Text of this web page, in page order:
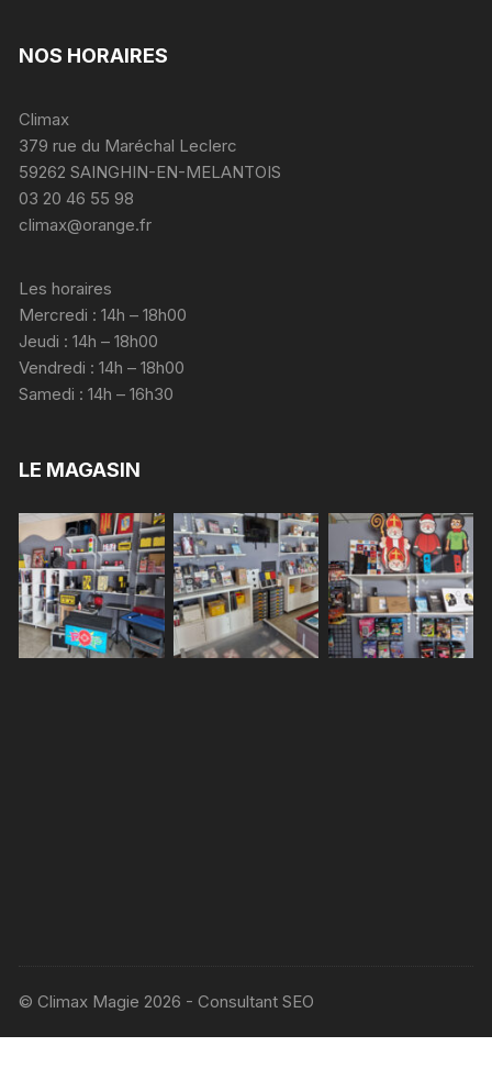
NOS HORAIRES
Climax
379 rue du Maréchal Leclerc
59262 SAINGHIN-EN-MELANTOIS
03 20 46 55 98
climax@orange.fr
Les horaires
Mercredi : 14h – 18h00
Jeudi : 14h – 18h00
Vendredi : 14h – 18h00
Samedi : 14h – 16h30
LE MAGASIN
© Climax Magie 2026 - Consultant SEO